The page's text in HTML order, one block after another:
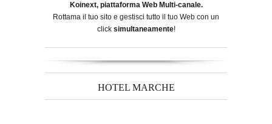
Koinext, piattaforma Web Multi-canale.
Rottama il tuo sito e gestisci tutto il tuo Web con un
click simultaneamente!
HOTEL MARCHE